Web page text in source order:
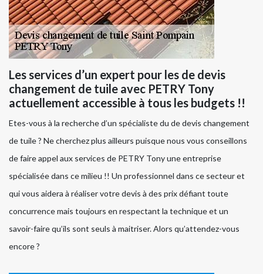
Les services d’un expert pour les de devis
changement de tuile avec PETRY Tony
actuellement accessible à tous les budgets !!
Etes-vous à la recherche d’un spécialiste du de devis changement
de tuile ? Ne cherchez plus ailleurs puisque nous vous conseillons
de faire appel aux services de PETRY Tony une entreprise
spécialisée dans ce milieu !! Un professionnel dans ce secteur et
qui vous aidera à réaliser votre devis à des prix défiant toute
concurrence mais toujours en respectant la technique et un
savoir-faire qu’ils sont seuls à maitriser. Alors qu’attendez-vous
encore ?